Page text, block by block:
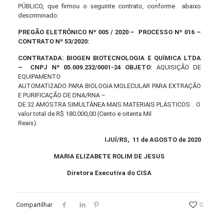
PÚBLICO, que firmou o seguinte contrato, conforme abaixo
descriminado:
PREGÃO ELETRÔNICO Nº 005 / 2020 – PROCESSO Nº 016 –
CONTRATO Nº 53/2020:
CONTRATADA: BIOGEN BIOTECNOLOGIA E QUÍMICA LTDA
– CNPJ Nº 05.009.232/0001-24
OBJETO: AQUISIÇÃO DE
EQUIPAMENTO
AUTOMATIZADO PARA BIOLOGIA MOLECULAR PARA EXTRAÇÃO
E PURIFICAÇÃO DE DNA/RNA –
DE 32 AMOSTRA SIMULTÂNEA MAIS MATERIAIS PLÁSTICOS . O
valor total de R$ 180.000,00 (Cento e oitenta Mil
Reais).
IJUÍ/RS, 11 de AGOSTO de 2020
MARIA ELIZABETE ROLIM DE JESUS
Diretora Executiva do CISA
Compartilhar 0